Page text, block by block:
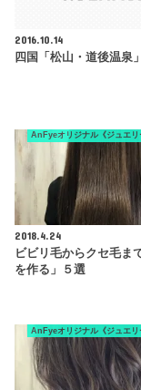
2016.10.14
四国「松山・道後温泉
AnFyeオリジナル《ジュエリ
2018.4.24
ビビリ毛からクセ毛ま
を作る」５選
AnFyeオリジナル《ジュエリ